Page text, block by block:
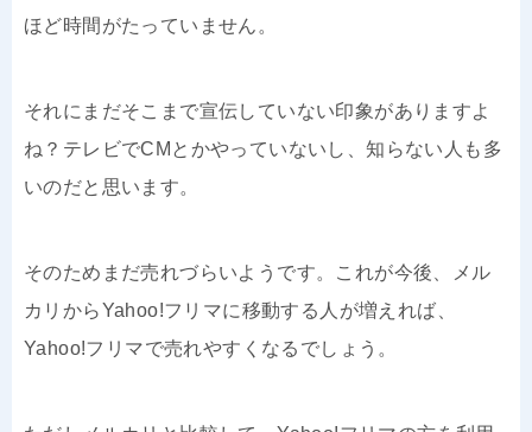
ほど時間がたっていません。
それにまだそこまで宣伝していない印象がありますよ
ね？テレビでCMとかやっていないし、知らない人も多
いのだと思います。
そのためまだ売れづらいようです。これが今後、メル
カリからYahoo!フリマに移動する人が増えれば、
Yahoo!フリマで売れやすくなるでしょう。